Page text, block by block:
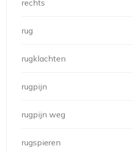
rechts
rug
rugklachten
rugpijn
rugpijn weg
rugspieren